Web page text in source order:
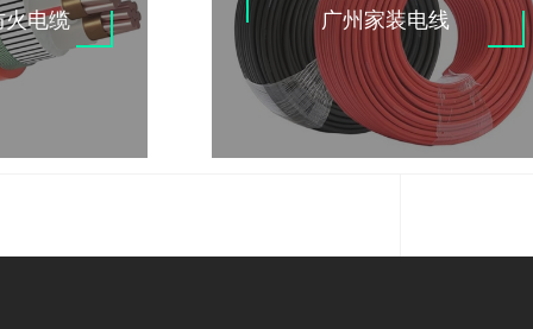
电缆 广州家装电线